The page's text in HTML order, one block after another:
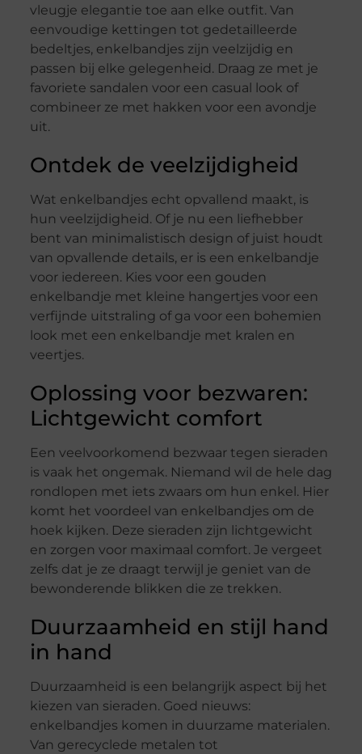
vleugje elegantie toe aan elke outfit. Van
eenvoudige kettingen tot gedetailleerde
bedeltjes, enkelbandjes zijn veelzijdig en
passen bij elke gelegenheid. Draag ze met je
favoriete sandalen voor een casual look of
combineer ze met hakken voor een avondje
uit.
Ontdek de veelzijdigheid
Wat enkelbandjes echt opvallend maakt, is
hun veelzijdigheid. Of je nu een liefhebber
bent van minimalistisch design of juist houdt
van opvallende details, er is een enkelbandje
voor iedereen. Kies voor een gouden
enkelbandje met kleine hangertjes voor een
verfijnde uitstraling of ga voor een bohemien
look met een enkelbandje met kralen en
veertjes.
Oplossing voor bezwaren:
Lichtgewicht comfort
Een veelvoorkomend bezwaar tegen sieraden
is vaak het ongemak. Niemand wil de hele dag
rondlopen met iets zwaars om hun enkel. Hier
komt het voordeel van enkelbandjes om de
hoek kijken. Deze sieraden zijn lichtgewicht
en zorgen voor maximaal comfort. Je vergeet
zelfs dat je ze draagt terwijl je geniet van de
bewonderende blikken die ze trekken.
Duurzaamheid en stijl hand
in hand
Duurzaamheid is een belangrijk aspect bij het
kiezen van sieraden. Goed nieuws:
enkelbandjes komen in duurzame materialen.
Van gerecyclede metalen tot